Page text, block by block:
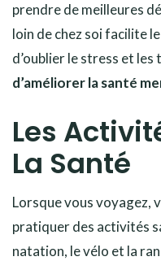
prendre de meilleures
loin de chez soi facilite
d’oublier le stress et
d’améliorer la santé
Les
La Santé
Lorsque vous voyagez,
pratiquer des activités
natation, le vélo et la